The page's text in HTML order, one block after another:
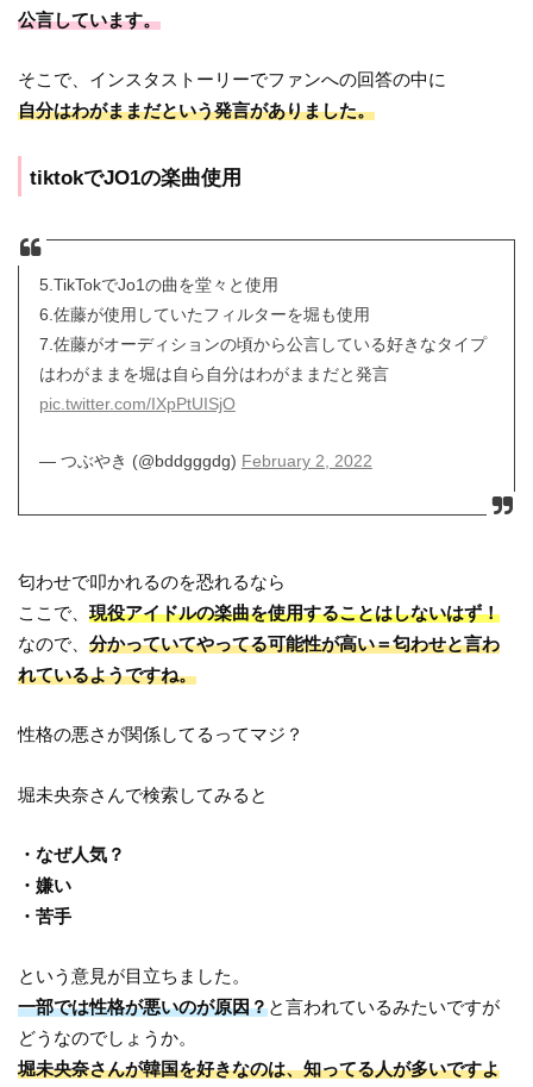
公言しています。
そこで、インスタストーリーでファンへの回答の中に
自分はわがままだという発言がありました。
tiktokでJO1の楽曲使用
5.TikTokでJo1の曲を堂々と使用
6.佐藤が使用していたフィルターを堀も使用
7.佐藤がオーディションの頃から公言している好きなタイプ
はわがままを堀は自ら自分はわがままだと発言
pic.twitter.com/IXpPtUISjO
— つぶやき (@bddgggdg) February 2, 2022
匂わせで叩かれるのを恐れるなら
ここで、現役アイドルの楽曲を使用することはしないはず！
なので、分かっていてやってる可能性が高い＝匂わせと言わ
れているようですね。
性格の悪さが関係してるってマジ？
堀未央奈さんで検索してみると
・なぜ人気？
・嫌い
・苦手
という意見が目立ちました。
一部では性格が悪いのが原因？と言われているみたいですが
どうなのでしょうか。
堀未央奈さんが韓国を好きなのは、知ってる人が多いですよ